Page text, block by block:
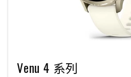
Venu 4 系列